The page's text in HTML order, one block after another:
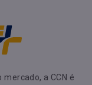
a CCN é